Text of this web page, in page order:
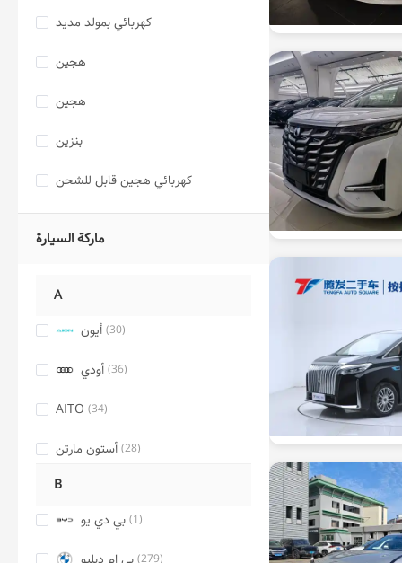
كهربائي بمولد مديد
هجين
هجين
بنزين
كهربائي هجين قابل للشحن
ماركة السيارة
A
أيون (30)
أودي (36)
AITO (34)
أستون مارتن (28)
B
بي دي يو (1)
(279)